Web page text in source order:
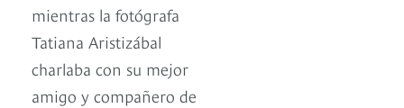
mientras la fotógrafa
Tatiana Aristizábal
charlaba con su mejor
amigo y compañero de